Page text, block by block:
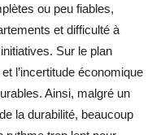
ou peu fiables,
et difficulté à
Sur le plan
l’incertitude économique
Ainsi, malgré un
la durabilité, beaucoup